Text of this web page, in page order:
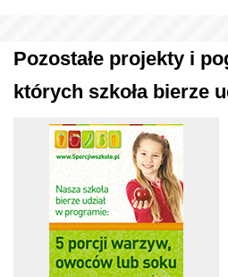
Pozostałe projekty i
których szkoła bierze